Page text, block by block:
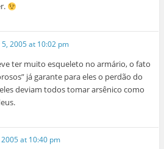
2005 at 10:02 pm
ter muito esqueleto no armário, o fato
já garante para eles o perdão do
deviam todos tomar arsênico como
at 10:40 pm